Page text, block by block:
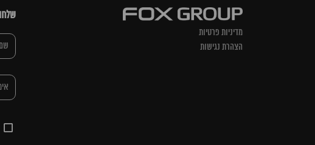
מדיניות פרטיות
הצהרת נגישות